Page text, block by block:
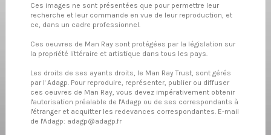
Ces images ne sont présentées que pour permettre leur
recherche et leur commande en vue de leur reproduction, et
ce, dans un cadre professionnel.
Ces oeuvres de Man Ray sont protégées par la législation sur
la propriété littéraire et artistique dans tous les pays.
Les droits de ses ayants droits, le Man Ray Trust, sont gérés
par l' Adagp . Pour reproduire, représenter, publier ou diffuser
ces oeuvres de Man Ray, vous devez impérativement obtenir
l'autorisation préalable de l'Adagp ou de ses correspondants à
l'étranger et acquitter les redevances correspondantes. E-mail
de l'Adagp: adagp@adagp.fr